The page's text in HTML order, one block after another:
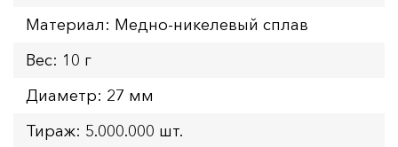
Материал: Медно-никелевый сплав
Вес: 10 г
Диаметр: 27 мм
Тираж: 5.000.000 шт.